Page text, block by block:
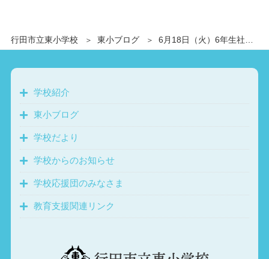
行田市立東小学校 東小ブログ 6月18日（火）6年生社会科見学 科学技術館
学校紹介
東小ブログ
学校だより
学校からのお知らせ
学校応援団のみなさま
教育支援関連リンク